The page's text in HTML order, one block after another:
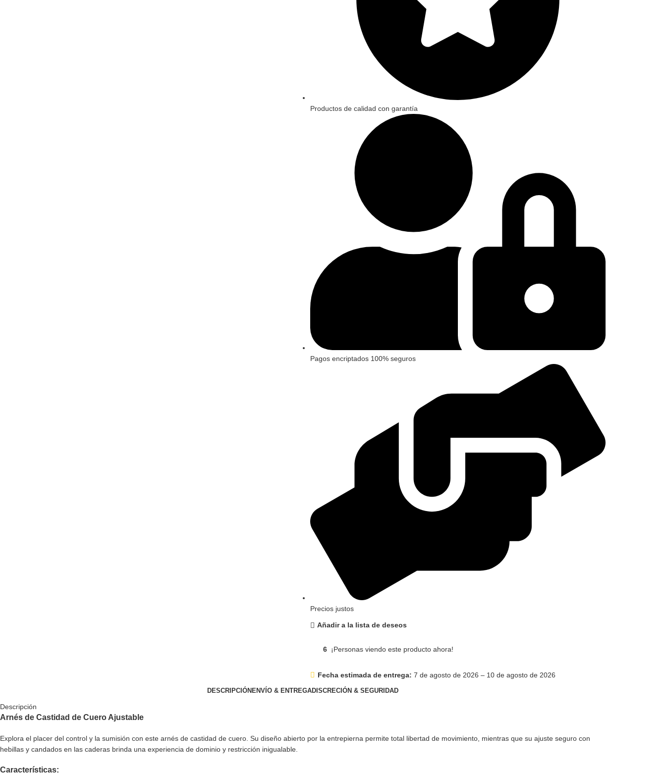
Productos de calidad con garantía
Pagos encriptados 100% seguros
Precios justos
Añadir a la lista de deseos
6 ¡Personas viendo este producto ahora!
Fecha estimada de entrega: 7 de agosto de 2026 – 10 de agosto de 2026
DESCRIPCIÓN ENVÍO & ENTREGADISCRECIÓN & SEGURIDAD
Descripción
Arnés de Castidad de Cuero Ajustable
Explora el placer del control y la sumisión con este arnés de castidad de cuero. Su diseño abierto por la entrepierna permite total libertad de movimiento, mientras que su ajuste seguro con
hebillas y candados en las caderas brinda una experiencia de dominio y restricción inigualable.
Características: